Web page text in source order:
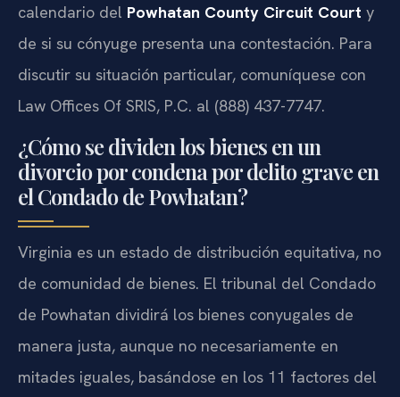
calendario del Powhatan County Circuit Court y
de si su cónyuge presenta una contestación. Para
discutir su situación particular, comuníquese con
Law Offices Of SRIS, P.C. al (888) 437-7747.
¿Cómo se dividen los bienes en un
divorcio por condena por delito grave en
el Condado de Powhatan?
Virginia es un estado de distribución equitativa, no
de comunidad de bienes. El tribunal del Condado
de Powhatan dividirá los bienes conyugales de
manera justa, aunque no necesariamente en
mitades iguales, basándose en los 11 factores del